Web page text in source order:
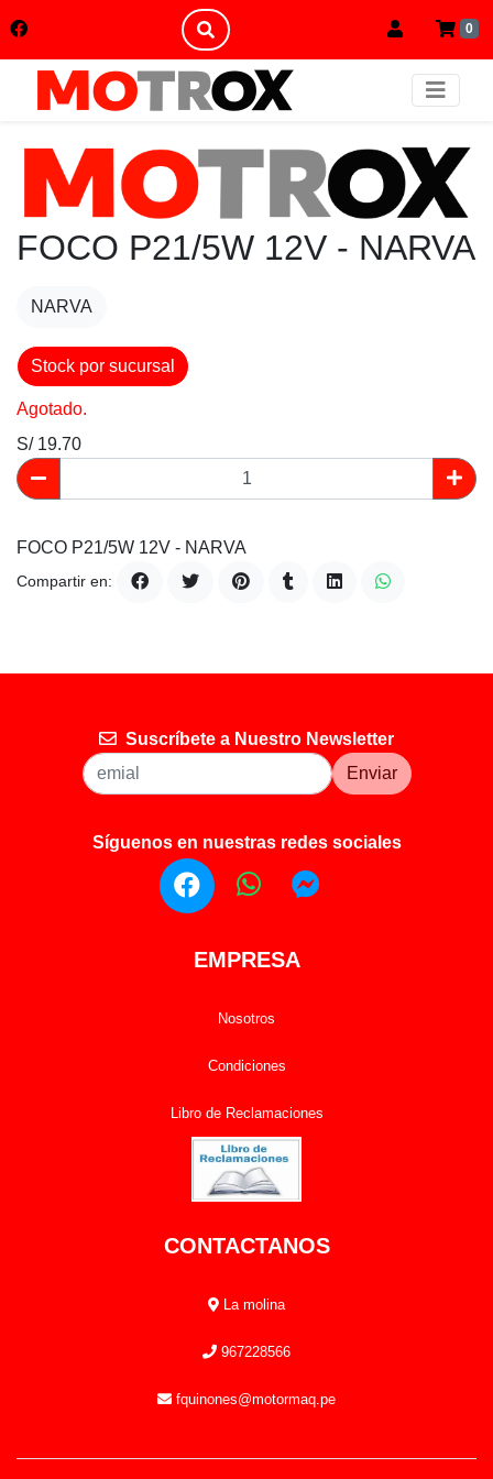
0
FOCO P21/5W 12V - NARVA
NARVA
Stock por sucursal
Agotado.
S/ 19.70
FOCO P21/5W 12V - NARVA
Compartir en:
Suscríbete a Nuestro Newsletter
Enviar
Síguenos en nuestras redes sociales
EMPRESA
Nosotros
Condiciones
Libro de Reclamaciones
CONTACTANOS
La molina
967228566
fquinones@motormaq.pe